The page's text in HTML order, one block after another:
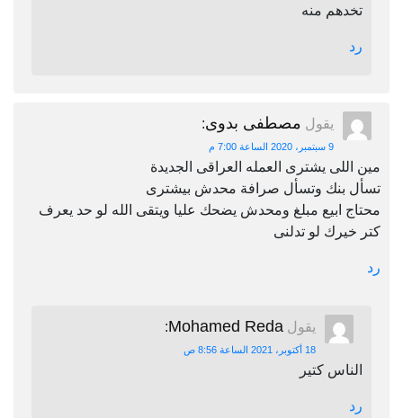
تخدهم منه
رد
يقول مصطفى بدوى:
9 سبتمبر، 2020 الساعة 7:00 م
مين اللى يشترى العمله العراقى الجديدة
تسأل بنك وتسأل صرافة محدش بيشترى
محتاج ابيع مبلغ ومحدش يضحك عليا ويتقى الله لو حد يعرف
كتر خيرك لو تدلنى
رد
يقول Mohamed Reda
:
18 أكتوبر، 2021 الساعة 8:56 ص
الناس كتير
رد